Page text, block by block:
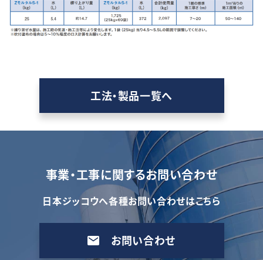
工法・製品一覧へ
事業・工事に関するお問い合わせ
日本ジッコウへ各種お問い合わせはこちら
お問い合わせ